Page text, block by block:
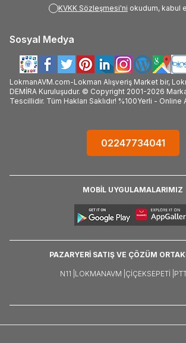
KVKK Sözleşmesi'ni okudum, kabul
Sosyal Medya
LokmanAVM.com-Lokman Alışveriş Market bir,
DEMİRA Kuruluşudur. © Copyright 2001-2026
Tescillidir. Tüm Hakları Saklıdır! %100Yerli - Online
02247734041
MOBİL UYGULAMALARIMIZ
PAZARYERİ SATIŞ VE ÇÖZÜM
N11 | LOKMANAVM | ÇIÇEKSEPETI |